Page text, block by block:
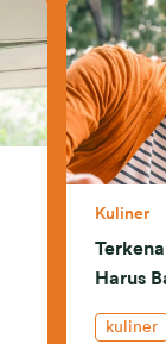
Kuliner
Harus
kuliner